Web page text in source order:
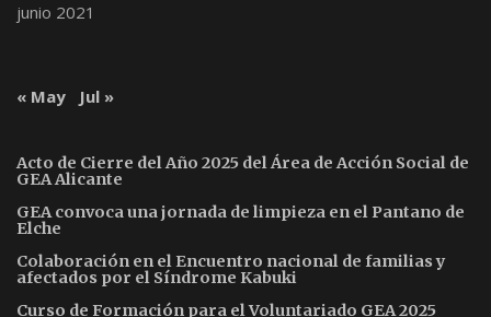
junio 2021
« May Jul »
Acto de Cierre del Año 2025 del Área de Acción Social de
GEA Alicante
GEA convoca una jornada de limpieza en el Pantano de
Elche
Colaboración en el Encuentro nacional de familias y
afectados por el Síndrome Kabuki
Curso de Formación para el Voluntariado GEA 2025